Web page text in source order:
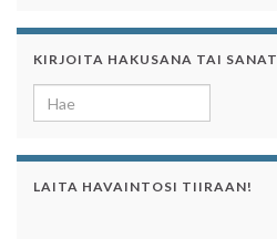
KIRJOITA HAKUSANA TAI SANAT
Search for:
LAITA HAVAINTOSI TIIRAAN!